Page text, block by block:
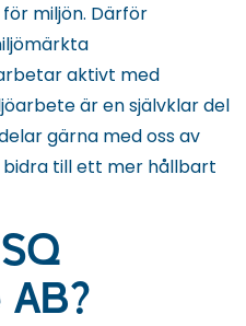
miljön. Därför
aktivt med
är en självklar del
gärna med oss av
bidra till ett mer hållbart